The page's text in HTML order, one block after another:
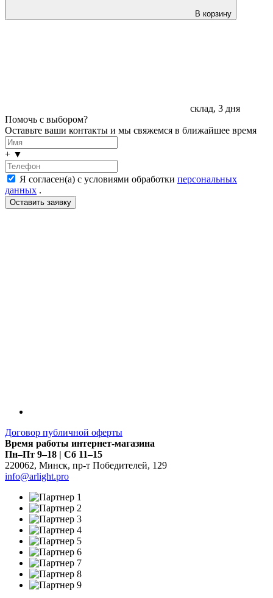
В корзину
склад, 3 дня
Помочь с выбором?
Оставьте ваши контакты и мы свяжемся в ближайшее время
+ ▼
Я согласен(а) с условиями обработки персональных
данных .
Договор публичной оферты
Время работы интернет-магазина
Пн–Пт 9–18 | Сб 11–15
220062, Минск, пр-т Победителей, 129
info@arlight.pro